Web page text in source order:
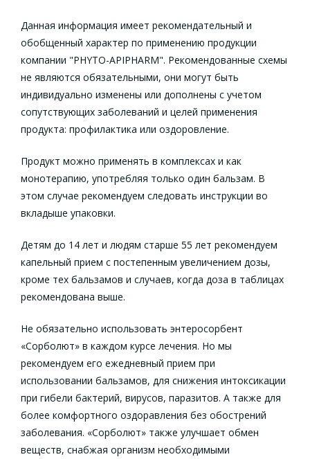
Данная информация имеет рекомендательный и
обобщенный характер по применению продукции
компании "PHYTO-APIPHARM". Рекомендованные схемы
не являются обязательными, они могут быть
индивидуально изменены или дополнены с учетом
сопутствующих заболеваний и целей применения
продукта: профилактика или оздоровление.
Продукт можно применять в комплексах и как
монотерапию, употребляя только один бальзам. В
этом случае рекомендуем следовать инструкции во
вкладыше упаковки.
Детям до 14 лет и людям старше 55 лет рекомендуем
капельный прием с постепенным увеличением дозы,
кроме тех бальзамов и случаев, когда доза в таблицах
рекомендована выше.
Не обязательно использовать энтеросорбент
«Сорболют» в каждом курсе лечения. Но мы
рекомендуем его ежедневный прием при
использовании бальзамов, для снижения интоксикации
при гибели бактерий, вирусов, паразитов. А также для
более комфортного оздоравления без обострений
заболевания. «Сорболют» также улучшает обмен
веществ, снабжая организм необходимыми